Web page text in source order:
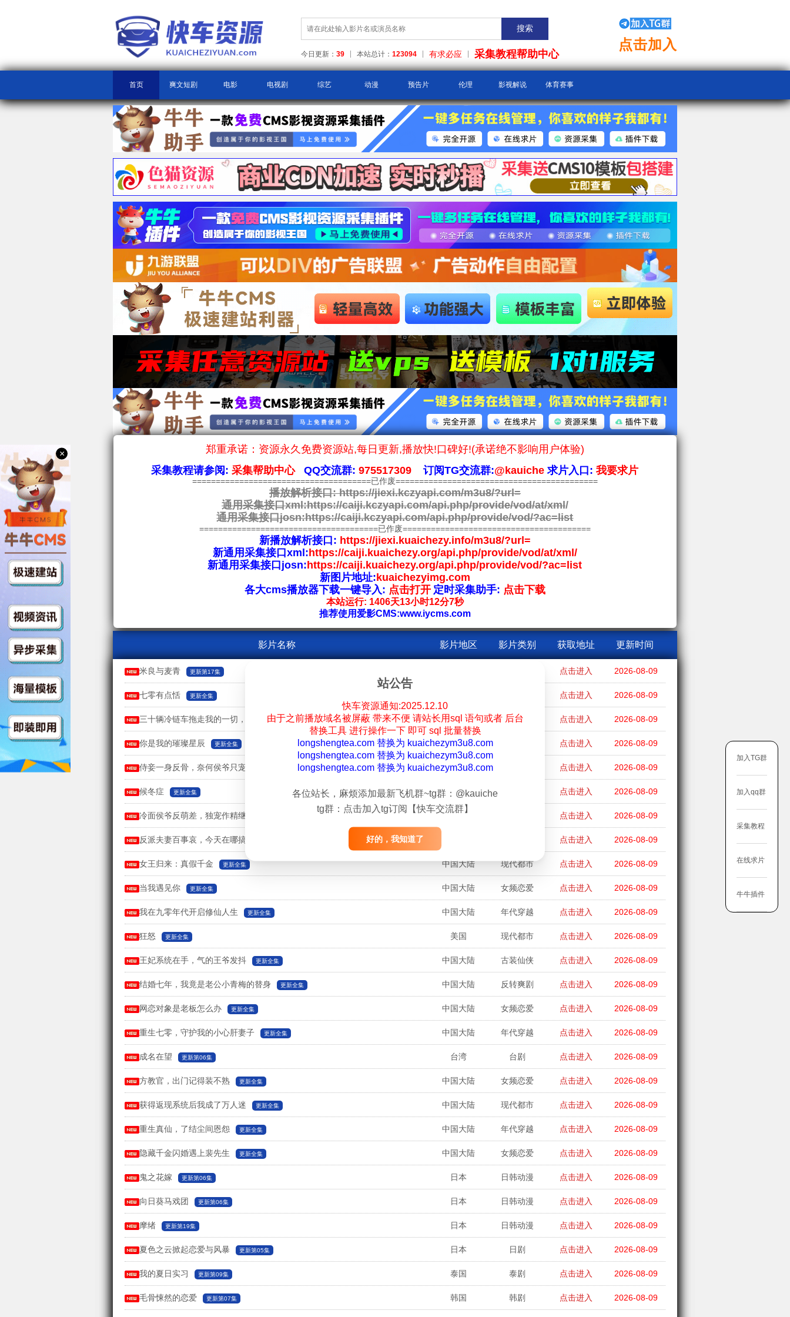
今日更新： 39 本站总计： 123094 有求必应 采集教程帮助中心
点击加入
首页 爽文短剧 电影 电视剧 综艺 动漫 预告片 伦理 影视解说 体育赛事
郑重承诺：资源永久免费资源站,每日更新,播放快!口碑好!(承诺绝不影响用户体验)
采集教程请参阅: 采集帮助中心 QQ交流群: 975517309 订阅TG交流群:@kauiche 求片入口:我要求片
======================================已作废===========================================
播放解析接口:https://jiexi.kczyapi.com/m3u8/?url=
通用采集接口xml:https://caiji.kczyapi.com/api.php/provide/vod/at/xml/
通用采集接口josn:https://caiji.kczyapi.com/api.php/provide/vod/?ac=list
======================================已作废========================================
新播放解析接口: https://jiexi.kuaichezy.info/m3u8/?url=
新通用采集接口xml: https://caiji.kuaichezy.org/api.php/provide/vod/at/xml/
新通用采集接口josn: https://caiji.kuaichezy.org/api.php/provide/vod/?ac=list
新图片地址: kuaichezyimg.com
各大cms播放器下载一键导入: 点击打开 定时采集助手: 点击下载
本站运行: 1406天13小时12分7秒
推荐使用爱影CMS:www.iycms.com
影片名称 影片地区 影片类别 获取地址 更新时间
米良与麦青 更新第17集 点击进入 2026-08-09
七零有点恬 更新全集 点击进入 2026-08-09
三十辆冷链车拖走我的一切，他追悔莫及 更新全集 中国大陆 现代都市 点击进入 2026-08-09
你是我的璀璨星辰 更新全集 中国大陆 点击进入 2026-08-09
侍妾一身反骨，奈何侯爷只宠长公主 更新全集 中国大陆 点击进入 2026-08-09
候冬症 更新全集 中国大陆 点击进入 2026-08-09
冷面侯爷反萌差，独宠作精继室啦 中国大陆 点击进入 2026-08-09
反派夫妻百事哀，今天在哪搞破坏 点击进入 2026-08-09
女王归来：真假千金 更新全集 中国大陆 现代都市 点击进入 2026-08-09
当我遇见你 更新全集 中国大陆 女频恋爱 点击进入 2026-08-09
我在九零年代开启修仙人生 更新全集 中国大陆 年代穿越 点击进入 2026-08-09
狂怒 更新全集 美国 现代都市 点击进入 2026-08-09
王妃系统在手，气的王爷发抖 更新全集 中国大陆 古装仙侠 点击进入 2026-08-09
结婚七年，我竟是老公小青梅的替身 更新全集 中国大陆 反转爽剧 点击进入 2026-08-09
网恋对象是老板怎么办 更新全集 中国大陆 女频恋爱 点击进入 2026-08-09
重生七零，守护我的小心肝妻子 更新全集 中国大陆 年代穿越 点击进入 2026-08-09
成名在望 更新第06集 台湾 台剧 点击进入 2026-08-09
方教官，出门记得装不熟 更新全集 中国大陆 女频恋爱 点击进入 2026-08-09
获得返现系统后我成了万人迷 更新全集 中国大陆 现代都市 点击进入 2026-08-09
重生真仙，了结尘间恩怨 更新全集 中国大陆 年代穿越 点击进入 2026-08-09
隐藏千金闪婚遇上裴先生 更新全集 中国大陆 女频恋爱 点击进入 2026-08-09
鬼之花嫁 更新第06集 日本 日韩动漫 点击进入 2026-08-09
向日葵马戏团 更新第06集 日本 日韩动漫 点击进入 2026-08-09
摩绪 更新第19集 日本 日韩动漫 点击进入 2026-08-09
夏色之云掀起恋爱与风暴 更新第05集 日本 日剧 点击进入 2026-08-09
我的夏日实习 更新第09集 泰国 泰剧 点击进入 2026-08-09
毛骨悚然的恋爱 更新第07集 韩国 韩剧 点击进入 2026-08-09
加入TG群
加入qq群
采集教程
在线求片
牛牛插件
站公告
快车资源通知:2025.12.10
由于之前播放域名被屏蔽 带来不便 请站长用sql 语句或者 后台
替换工具 进行操作一下 即可 sql 批量替换
longshengtea.com 替换为 kuaichezym3u8.com
longshengtea.com 替换为 kuaichezym3u8.com
longshengtea.com 替换为 kuaichezym3u8.com
各位站长，麻烦添加最新飞机群~tg群：@kauiche
tg群： 点击加入tg订阅【快车交流群】
好的，我知道了
×